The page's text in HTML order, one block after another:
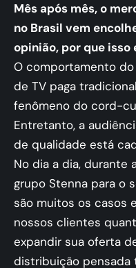
Mês após mês, o
no Brasil vem
opinião, por que isso
O comportamento
de TV paga
fenômeno do cord-
Entretanto, a
de qualidade está
No dia a dia, durante
grupo Stenna para o
são muitos os casos
nossos clientes
expandir sua oferta
distribuição pensada